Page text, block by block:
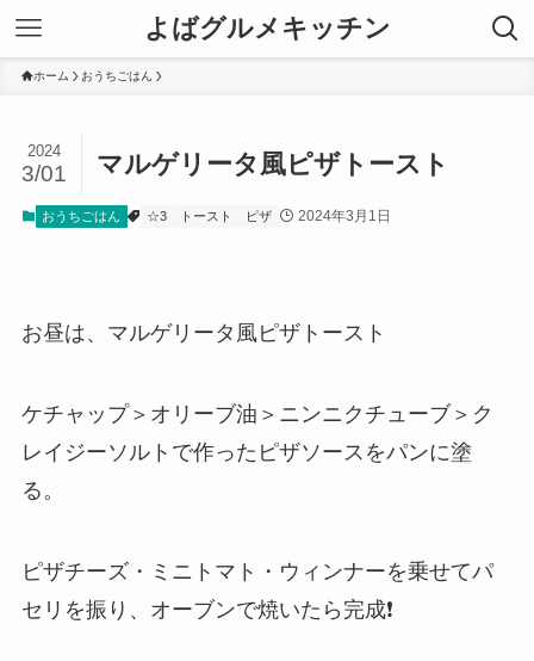
よばグルメキッチン
ホーム おうちごはん
マルゲリータ風ピザトースト
2024
3/01
おうちごはん ☆3 トースト ピザ 2024年3月1日
お昼は、マルゲリータ風ピザトースト
ケチャップ＞オリーブ油＞ニンニクチューブ＞ク
レイジーソルトで作ったピザソースをパンに塗
る。
ピザチーズ・ミニトマト・ウィンナーを乗せてパ
セリを振り、オーブンで焼いたら完成❗